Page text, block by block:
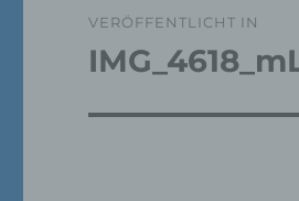
VERÖFFENTLICHT IN